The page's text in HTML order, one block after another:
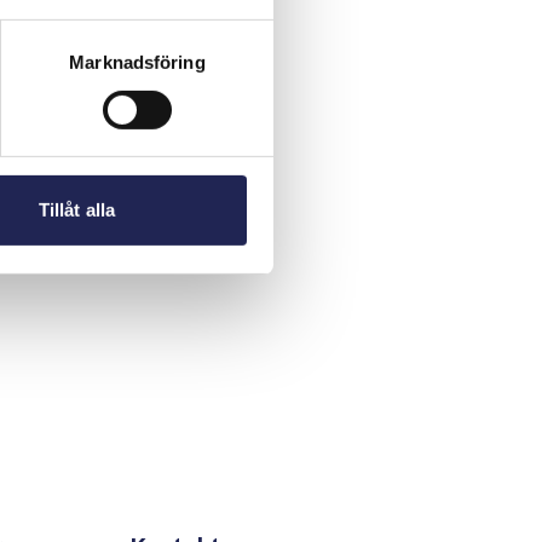
Marknadsföring
Tillåt alla